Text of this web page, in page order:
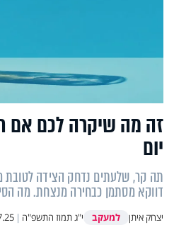
זה מה שיקרה לכם אם
יום
תה קר, שלעתים נדחק הצידה
דווקא מסתמן כבחירה מנצחת. מה
יצחק איתן למעקב י"ג תמוז התשפ"ה |